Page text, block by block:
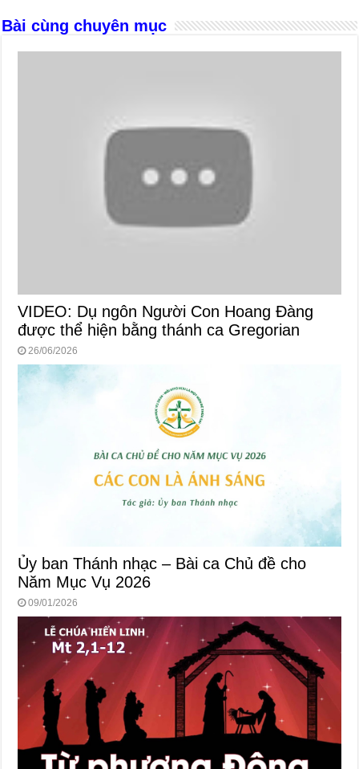
o
k
er p
Bài cùng chuyên mục
VIDEO: Dụ ngôn Người Con Hoang Đàng
được thể hiện bằng thánh ca Gregorian
26/06/2026
Ủy ban Thánh nhạc – Bài ca Chủ đề cho
Năm Mục Vụ 2026
09/01/2026